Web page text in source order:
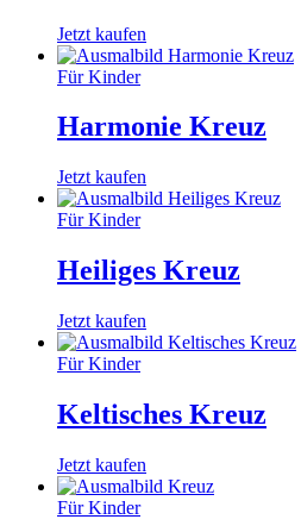
Jetzt kaufen
Für Kinder
Harmonie Kreuz
Jetzt kaufen
Für Kinder
Heiliges Kreuz
Jetzt kaufen
Für Kinder
Keltisches Kreuz
Jetzt kaufen
Für Kinder